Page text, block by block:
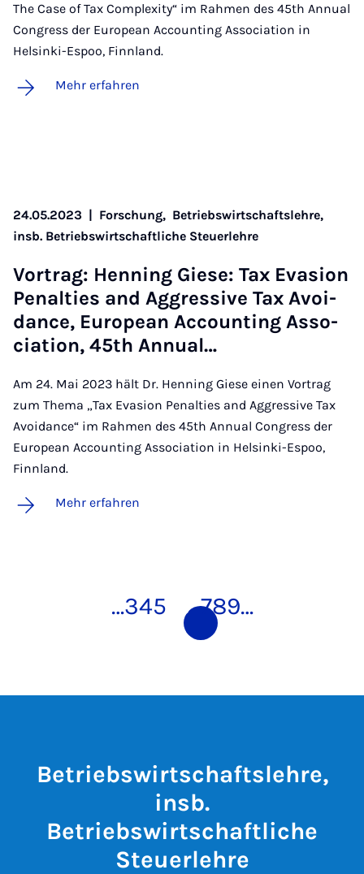
The Case of Tax Complexity“ im Rahmen des 45th Annual
Congress der European Accounting Association in
Helsinki-Espoo, Finnland.
Mehr erfahren
24.05.2023 | Forschung, Betriebswirtschaftslehre,
insb. Betriebswirtschaftliche Steuerlehre
Vor­trag: Hen­ning Gie­se: Tax Eva­si­on
Pe­n­al­ties and Ag­gres­si­ve Tax Avoi­
dance, Eu­ro­pean Ac­coun­ting As­so­
cia­ti­on, 45th An­nu­al…
Am 24. Mai 2023 hält Dr. Henning Giese einen Vortrag
zum Thema „Tax Evasion Penalties and Aggressive Tax
Avoidance“ im Rahmen des 45th Annual Congress der
European Accounting Association in Helsinki-Espoo,
Finnland.
Mehr erfahren
…345 6 789…
Betriebswirtschaftslehre,
insb.
Betriebswirtschaftliche
Steuerlehre